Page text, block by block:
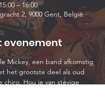
– 16:00
2, 9000 Gent, België
evenement
Mickey, een band afkomstig
het grootste deel als oud
chiro. Hou je van stevige